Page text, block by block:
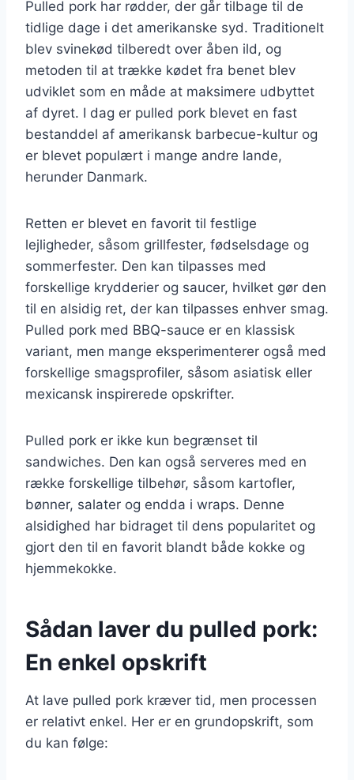
Pulled pork har rødder, der går tilbage til de
tidlige dage i det amerikanske syd. Traditionelt
blev svinekød tilberedt over åben ild, og
metoden til at trække kødet fra benet blev
udviklet som en måde at maksimere udbyttet
af dyret. I dag er pulled pork blevet en fast
bestanddel af amerikansk barbecue-kultur og
er blevet populært i mange andre lande,
herunder Danmark.
Retten er blevet en favorit til festlige
lejligheder, såsom grillfester, fødselsdage og
sommerfester. Den kan tilpasses med
forskellige krydderier og saucer, hvilket gør den
til en alsidig ret, der kan tilpasses enhver smag.
Pulled pork med BBQ-sauce er en klassisk
variant, men mange eksperimenterer også med
forskellige smagsprofiler, såsom asiatisk eller
mexicansk inspirerede opskrifter.
Pulled pork er ikke kun begrænset til
sandwiches. Den kan også serveres med en
række forskellige tilbehør, såsom kartofler,
bønner, salater og endda i wraps. Denne
alsidighed har bidraget til dens popularitet og
gjort den til en favorit blandt både kokke og
hjemmekokke.
Sådan laver du pulled pork:
En enkel opskrift
At lave pulled pork kræver tid, men processen
er relativt enkel. Her er en grundopskrift, som
du kan følge: